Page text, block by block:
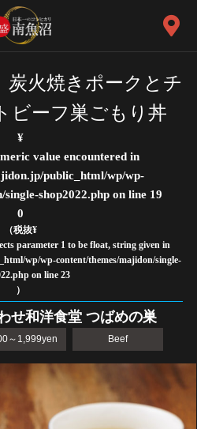
炭火焼きポークとチ
ビーフ巣ごもり丼
¥
value encountered in
public_html/wp/wp-
shop2022.phpon line 19
0
（税抜¥
parameter 1 to be float, string given in
wp/wp-content/themes/majidon/single-
on line 23
）
せ和洋食堂 つばめの巣
～1,999yen Beef